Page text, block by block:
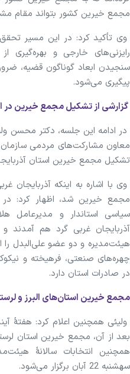
مجمع خیرین کشور بتواند مقام
وی تأکید کرد: در این مسیر
رایزنی‌های خارجی و بهره‌گیری
سنجیدن ابعاد گوناگون قضیه،
پیگیری می‌شود.
گزارشی از تشکیل مجمع خیرین در
در ادامه این جلسه، دکتر محسن
معاون مشارکت‌های مردمی سازمان
تشکیل مجمع خیرین استان
وی با اشاره به اینکه
مجمع خیرین شد، اظهار کرد:
آذربایجان غربی گرد هم آمدند
هیئت‌مدیره و دو عضو علی‌البدل را
چهره‌های صنعتی، فرهیخته و
در صادرات استان دارد.
مجمع خیرین استان‌های البرز و
ولیئی همچنین اعلام کرد: هفتۀ
بعد از آن، مجمع خیرین استان
همچنین انتخابات سالانۀ
سه‎شنبه 22 آبان برگزار می‌شود.